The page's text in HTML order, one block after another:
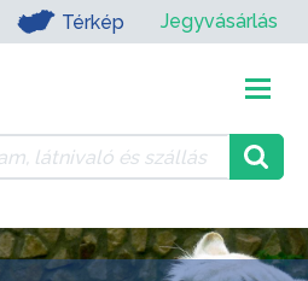
Térkép Jegyvásárlás